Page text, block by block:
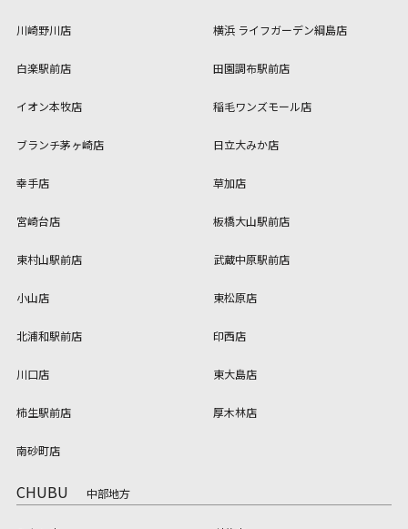
川崎野川店 横浜 ライフガーデン綱島店
白楽駅前店 田園調布駅前店
イオン本牧店 稲毛ワンズモール店
ブランチ茅ヶ崎店 日立大みか店
幸手店 草加店
宮崎台店 板橋大山駅前店
東村山駅前店 武蔵中原駅前店
小山店 東松原店
北浦和駅前店 印西店
川口店 東大島店
柿生駅前店 厚木林店
南砂町店
CHUBU 中部地方